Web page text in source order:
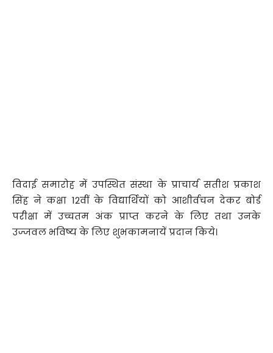
विदाई समारोह में उपस्थित संस्था के प्राचार्य सतीश प्रकाश
सिंह ने कक्षा 12वीं के विद्यार्थियों को आशीर्वचन देकर बोर्ड
परीक्षा में उच्चतम अंक प्राप्त करने के लिए तथा उनके
उज्जवल भविष्य के लिए शुभकामनायें प्रदान किये।